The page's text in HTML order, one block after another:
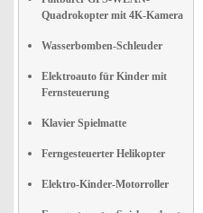
Quadrokopter mit 4K-Kamera
Wasserbomben-Schleuder
Elektroauto für Kinder mit
Fernsteuerung
Klavier Spielmatte
Ferngesteuerter Helikopter
Elektro-Kinder-Motorroller